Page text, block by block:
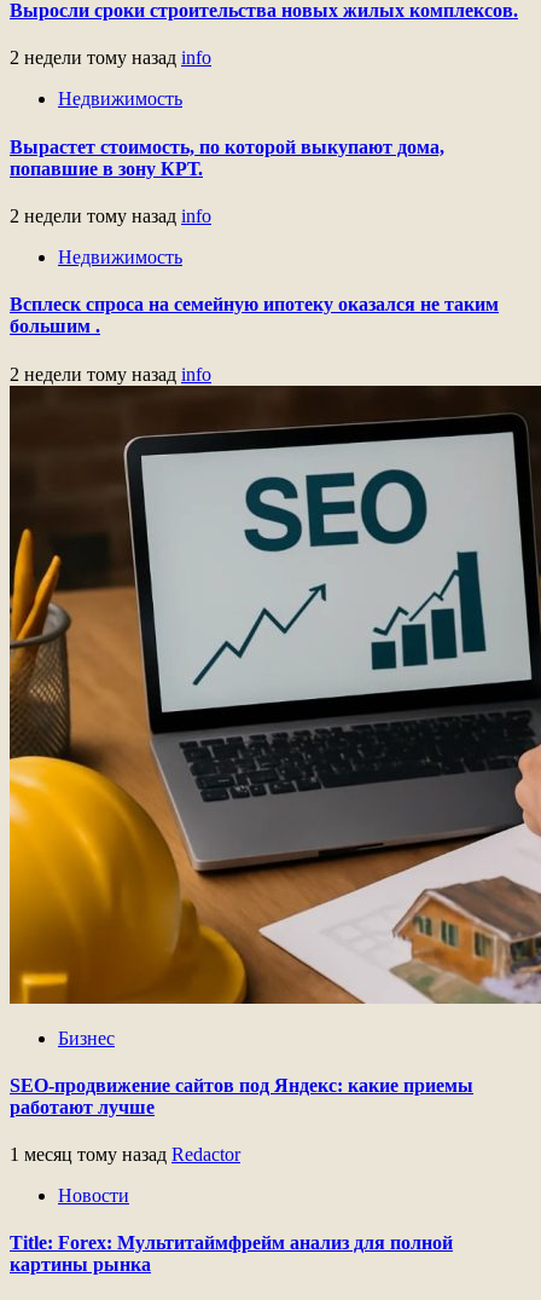
Выросли сроки строительства новых жилых комплексов.
2 недели тому назад info
Недвижимость
Вырастет стоимость, по которой выкупают дома,
попавшие в зону КРТ.
2 недели тому назад info
Недвижимость
Всплеск спроса на семейную ипотеку оказался не таким
большим .
2 недели тому назад info
Бизнес
SEO-продвижение сайтов под Яндекс: какие приемы
работают лучше
1 месяц тому назад Redactor
Новости
Title: Forex: Мультитаймфрейм анализ для полной
картины рынка